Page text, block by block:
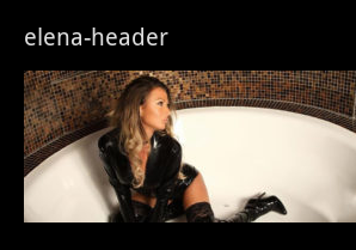
elena-header